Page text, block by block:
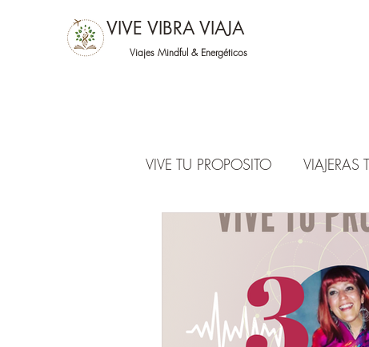
VIVE VIBRA VIAJA
Viajes Mindful & Energéticos
VIVE TU PROPOSITO